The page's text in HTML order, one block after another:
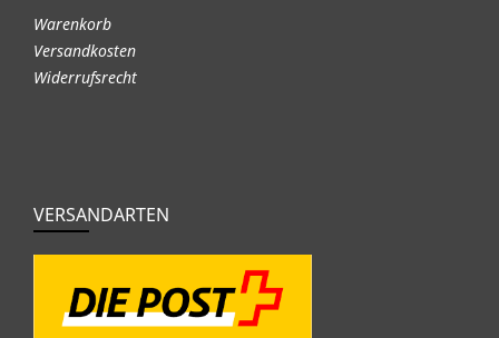
Warenkorb
Versandkosten
Widerrufsrecht
VERSANDARTEN